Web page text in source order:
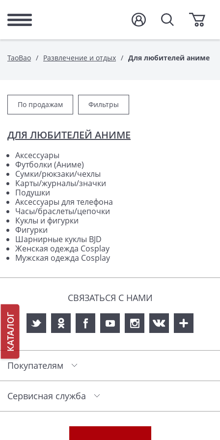
TaoBao Развлечение и отдых Для любителей аниме
КАТАЛОГ
По продажам Фильтры
ДЛЯ ЛЮБИТЕЛЕЙ АНИМЕ
Аксессуары
Футболки (Аниме)
Сумки/рюкзаки/чехлы
Карты/журналы/значки
Подушки
Аксессуары для телефона
Часы/браслеты/цепочки
Куклы и фигурки
Фигурки
Шарнирные куклы BJD
Женская одежда Cosplay
Мужская одежда Cosplay
СВЯЗАТЬСЯ С НАМИ
Покупателям
Сервисная служба